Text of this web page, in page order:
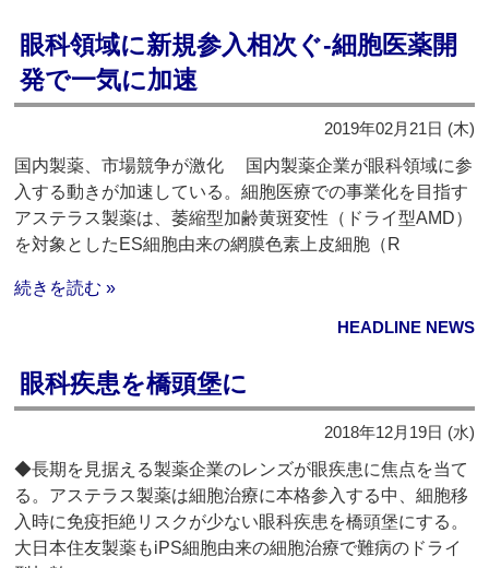
眼科領域に新規参入相次ぐ‐細胞医薬開
発で一気に加速
2019年02月21日 (木)
国内製薬、市場競争が激化 国内製薬企業が眼科領域に参
入する動きが加速している。細胞医療での事業化を目指す
アステラス製薬は、萎縮型加齢黄斑変性（ドライ型AMD）
を対象としたES細胞由来の網膜色素上皮細胞（R
続きを読む »
HEADLINE NEWS
眼科疾患を橋頭堡に
2018年12月19日 (水)
◆長期を見据える製薬企業のレンズが眼疾患に焦点を当て
る。アステラス製薬は細胞治療に本格参入する中、細胞移
入時に免疫拒絶リスクが少ない眼科疾患を橋頭堡にする。
大日本住友製薬もiPS細胞由来の細胞治療で難病のドライ